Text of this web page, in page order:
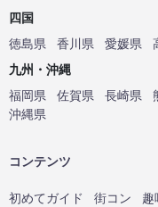
四国
徳島県
香川県 愛媛県
九州・沖縄
福岡県
佐賀県 長崎県
沖縄県
コンテンツ
初めてガイド 街コン 趣